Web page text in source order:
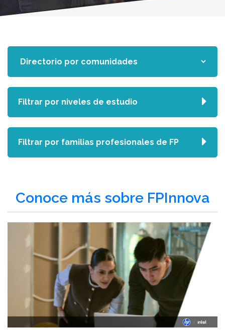
Conoce más sobre FPInnova
Filtrar por niveles de estudio
Filtrar por familias profesionales de FP